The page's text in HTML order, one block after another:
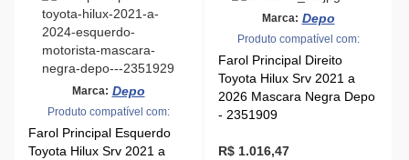
Marca: Depo
Produto compatível com:
Farol Principal Esquerdo
Toyota Hilux Srv 2021 a
Marca: Depo
Produto compatível com:
Farol Principal Direito
Toyota Hilux Srv 2021 a
2026 Mascara Negra Depo
- 2351909
R$ 1.016,47